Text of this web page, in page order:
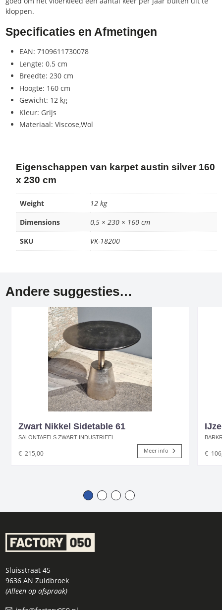
kloppen.
Specificaties en Afmetingen
EAN: 7109611730078
Lengte: 0.5 cm
Breedte: 230 cm
Hoogte: 160 cm
Gewicht: 12 kg
Kleur: Grijs
Materiaal: Viscose,Wol
Eigenschappen van karpet austin silver 160
x 230 cm
Weight
12 kg
Dimensions
0,5 × 230 × 160 cm
SKU
VK-18200
Andere suggesties…
Zwart Nikkel Sidetable 61
SALONTAFELS ZWART INDUSTRIEEL
€ 215,00 Meer info €
Sluisstraat 45
9636 AN Zuidbroek
(Alleen op afspraak)